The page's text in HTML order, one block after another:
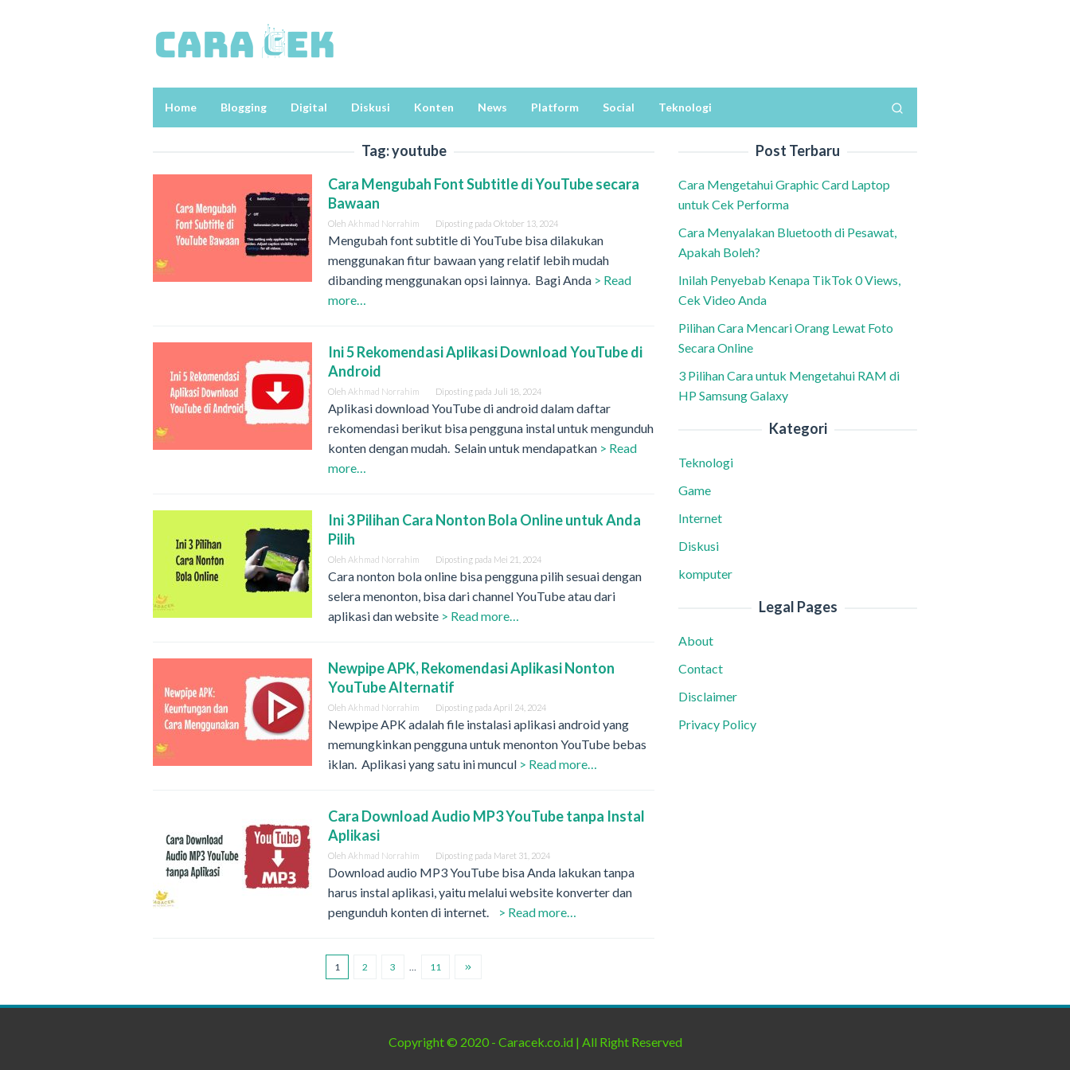
Home Blogging Digital Diskusi Konten News Platform Social Teknologi
Tag:youtube
Cara Mengubah Font Subtitle di YouTube secara
Bawaan
Oleh Akhmad Norrahim Diposting pada Oktober 13, 2024
Mengubah font subtitle di YouTube bisa dilakukan
menggunakan fitur bawaan yang relatif lebih mudah
dibanding menggunakan opsi lainnya. Bagi Anda > Read
more…
Ini 5 Rekomendasi Aplikasi Download YouTube di
Android
Oleh Akhmad Norrahim Diposting pada Juli 18, 2024
Aplikasi download YouTube di android dalam daftar
rekomendasi berikut bisa pengguna instal untuk mengunduh
konten dengan mudah. Selain untuk mendapatkan > Read
more…
Ini 3 Pilihan Cara Nonton Bola Online untuk Anda
Pilih
Oleh Akhmad Norrahim Diposting pada Mei 21, 2024
Cara nonton bola online bisa pengguna pilih sesuai dengan
selera menonton, bisa dari channel YouTube atau dari
aplikasi dan website > Read more…
Newpipe APK, Rekomendasi Aplikasi Nonton
YouTube Alternatif
Oleh Akhmad Norrahim Diposting pada April 24, 2024
Newpipe APK adalah file instalasi aplikasi android yang
memungkinkan pengguna untuk menonton YouTube bebas
iklan. Aplikasi yang satu ini muncul > Read more…
Cara Download Audio MP3 YouTube tanpa Instal
Aplikasi
Oleh Akhmad Norrahim Diposting pada Maret 31, 2024
Download audio MP3 YouTube bisa Anda lakukan tanpa
harus instal aplikasi, yaitu melalui website konverter dan
pengunduh konten di internet.
> Read more…
1 2 3 … 11
Post Terbaru
Cara Mengetahui Graphic Card Laptop
untuk Cek Performa
Cara Menyalakan Bluetooth di Pesawat,
Apakah Boleh?
Inilah Penyebab Kenapa TikTok 0 Views,
Cek Video Anda
Pilihan Cara Mencari Orang Lewat Foto
Secara Online
3 Pilihan Cara untuk Mengetahui RAM di
HP Samsung Galaxy
Kategori
Teknologi
Game
Internet
Diskusi
komputer
Legal Pages
About
Contact
Disclaimer
Privacy Policy
Copyright © 2020 - Caracek.co.id | All Right Reserved